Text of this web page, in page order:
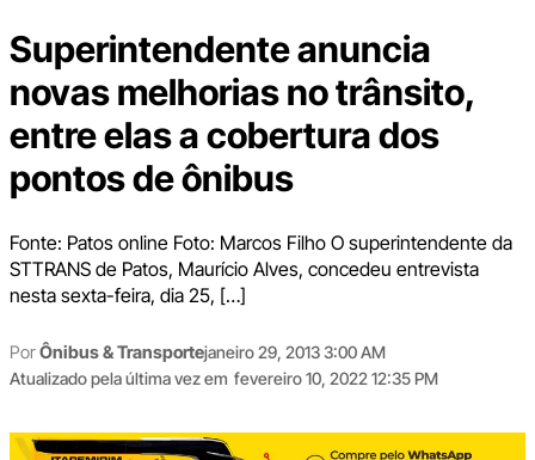
Superintendente anuncia
novas melhorias no trânsito,
entre elas a cobertura dos
pontos de ônibus
Fonte: Patos online Foto: Marcos Filho O superintendente da
STTRANS de Patos, Maurício Alves, concedeu entrevista
nesta sexta-feira, dia 25, […]
PorÔnibus & Transportejaneiro 29, 2013 3:00 AM
Atualizado pela última vez em fevereiro 10, 2022 12:35 PM